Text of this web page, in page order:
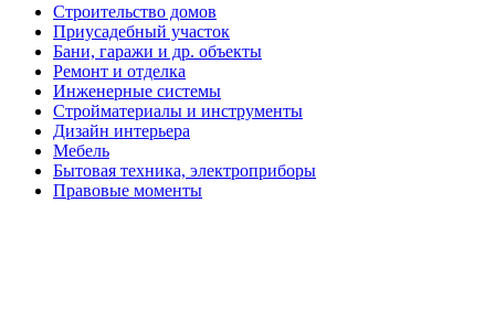
Строительство домов
Приусадебный участок
Бани, гаражи и др. объекты
Ремонт и отделка
Инженерные системы
Стройматериалы и инструменты
Дизайн интерьера
Мебель
Бытовая техника, электроприборы
Правовые моменты